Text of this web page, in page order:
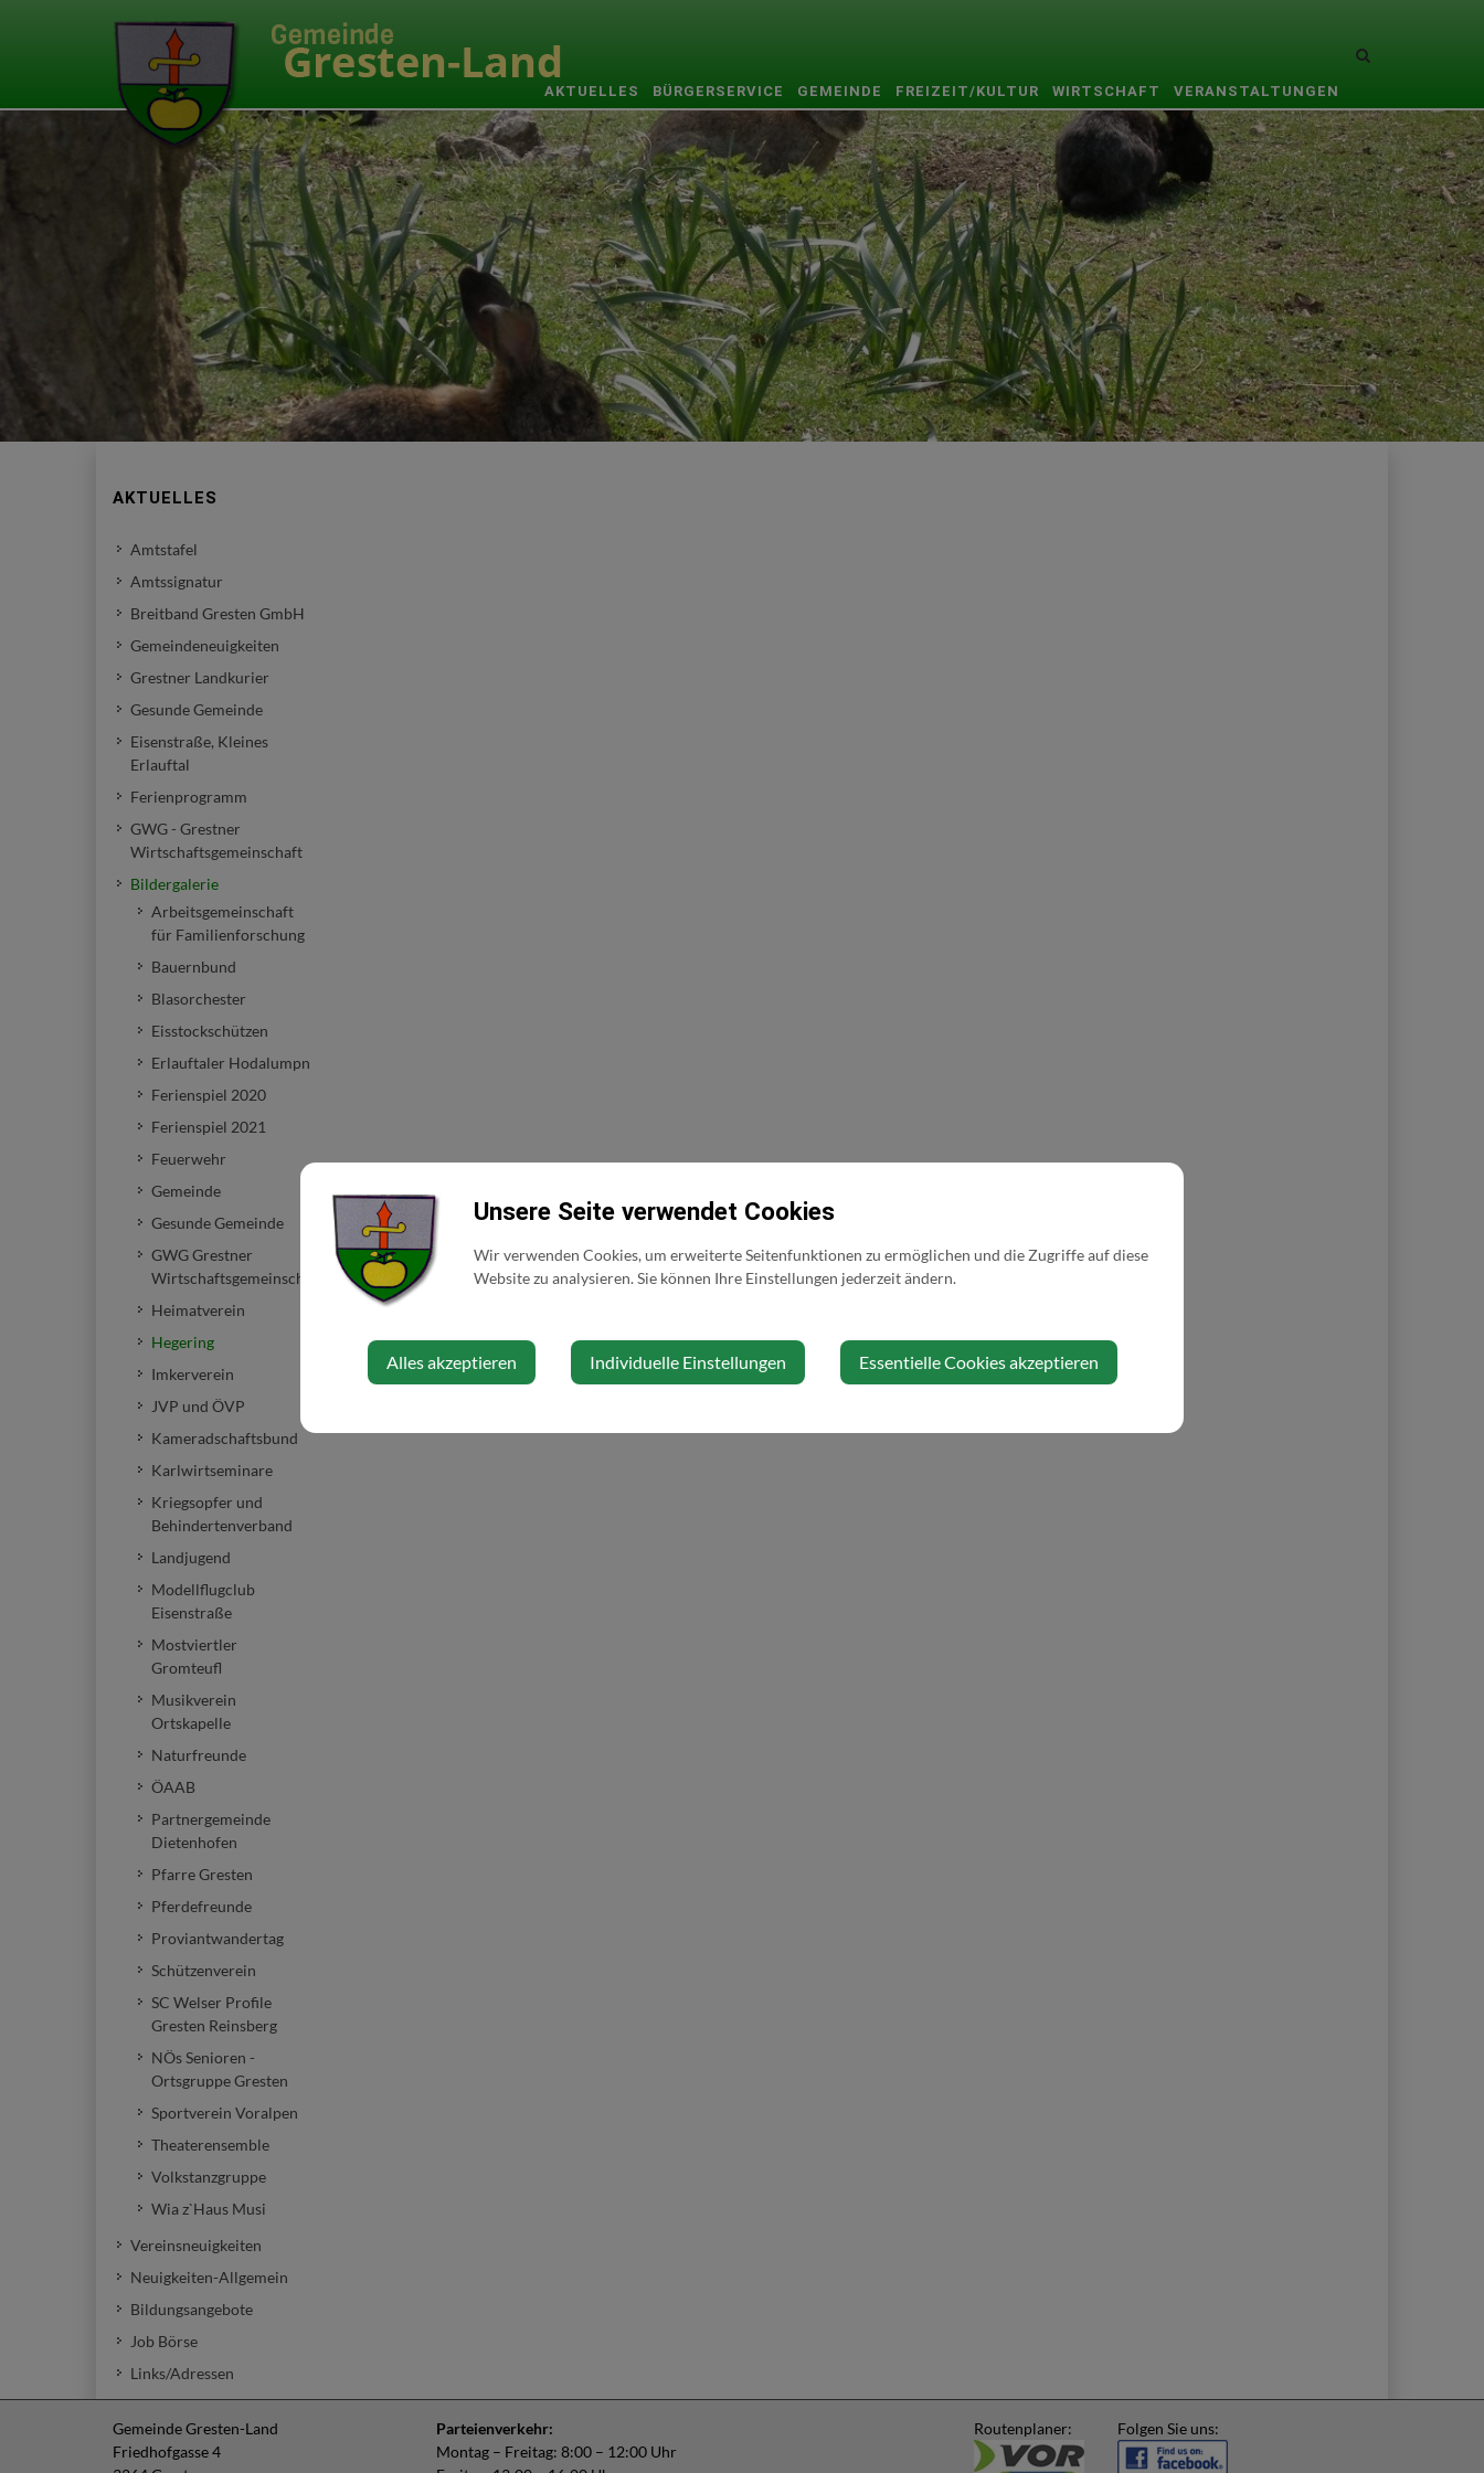
Site
AKTUELLES BÜRGERSERVICE GEMEINDE FREIZEIT/KULTUR WIRTSCHAFT VERANSTALTUNGEN
AKTUELLES
Amtstafel
Amtssignatur
Breitband Gresten GmbH
Gemeindeneuigkeiten
Grestner Landkurier
Gesunde Gemeinde
Eisenstraße, Kleines
Erlauftal
Ferienprogramm
GWG - Grestner
Wirtschaftsgemeinschaft
Bildergalerie
Arbeitsgemeinschaft
für Familienforschung
Bauernbund
Blasorchester
Eisstockschützen
Erlauftaler Hodalumpn
Ferienspiel 2020
Ferienspiel 2021
Feuerwehr
Gemeinde
Gesunde Gemeinde
GWG Grestner
Wirtschaftsgemeinschaft
Heimatverein
Hegering
Imkerverein
JVP und ÖVP
Kameradschaftsbund
Karlwirtseminare
Kriegsopfer und
Behindertenverband
Landjugend
Modellflugclub
Eisenstraße
Mostviertler
Gromteufl
Musikverein
Ortskapelle
Naturfreunde
ÖAAB
Partnergemeinde
Dietenhofen
Pfarre Gresten
Pferdefreunde
Proviantwandertag
Schützenverein
SC Welser Profile
Gresten Reinsberg
NÖs Senioren -
Ortsgruppe Gresten
Sportverein Voralpen
Theaterensemble
Volkstanzgruppe
Wia z`Haus Musi
Vereinsneuigkeiten
Neuigkeiten-Allgemein
Bildungsangebote
Job Börse
Links/Adressen
Gemeinde Gresten-Land
Friedhofgasse 4
Parteienverkehr:
Montag – Freitag: 8:00 – 12:00 Uhr
Routenplaner: Folgen Sie uns:
Unsere Seite verwendet Cookies
Wir verwenden Cookies, um erweiterte Seitenfunktionen zu ermöglichen und die Zugriffe auf diese
Website zu analysieren. Sie können Ihre Einstellungen jederzeit ändern.
Alles akzeptieren Individuelle Einstellungen Essentielle Cookies akzeptieren